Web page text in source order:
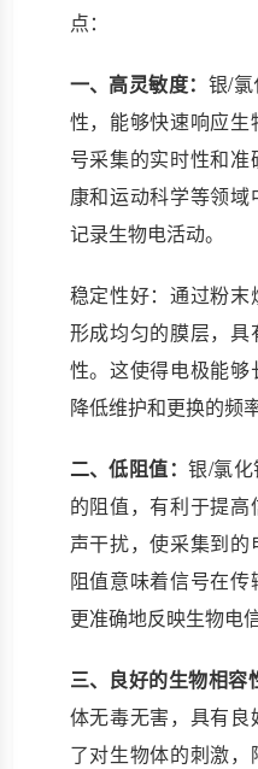
点：
一、高灵敏度： 银/
性，能够快速响应
号采集的实时性和
康和运动科学等领
记录生物电活动。
稳定性好：通过粉
形成均匀的膜层，
性。这使得电极能够
降低维护和更换的频
二、低阻值：银/氯
的阻值，有利于提
声干扰，使采集到
阻值意味着信号在
更准确地反映生物电
三、良好的生物相容
体无毒无害，具有
了对生物体的刺激，